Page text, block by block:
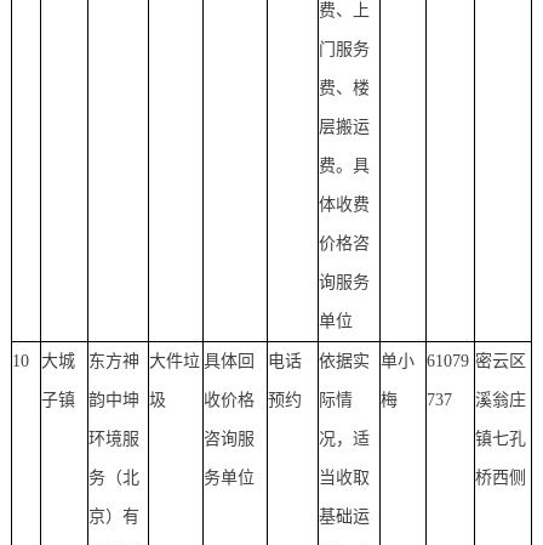
费、上
门服务
费、楼
层搬运
费。具
体收费
价格咨
询服务
单位
10 大城
子镇
东方神
韵中坤
环境服
务（北
京）有
大件垃
圾
具体回
收价格
咨询服
务单位
电话
预约
依据实
际情
况，适
当收取
基础运
单小
梅
61079
737
密云区
溪翁庄
镇七孔
桥西侧